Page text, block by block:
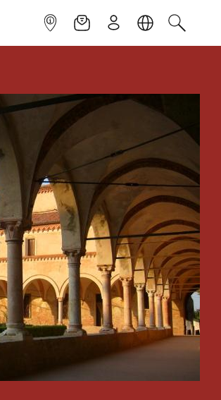
POINT INFONEWSLETTER
S'INSCRIRELANGUE